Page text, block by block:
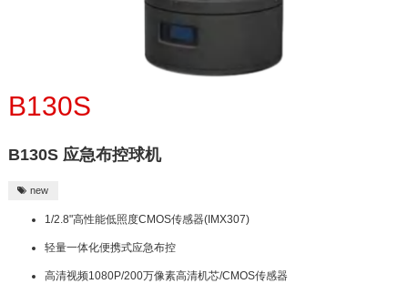
联系我们
B130S
B130S 应急布控球机
 new
1/2.8"⾼性能低照度CMOS传感器(IMX307)
轻量⼀体化便携式应急布控
⾼清视频1080P/200万像素⾼清机芯/CMOS传感器